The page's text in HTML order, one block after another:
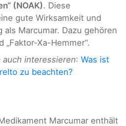
(NOAK). Diese
gute Wirksamkeit und
Marcumar. Dazu gehören
„Faktor-Xa-Hemmer“.
auch interessieren: Was ist
zu beachten?
Marcumar enthält